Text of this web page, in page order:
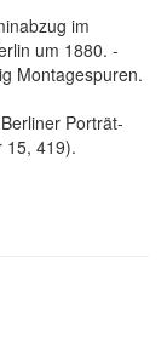
im
um 1880. -
Montagespuren.
Porträt-
15, 419).